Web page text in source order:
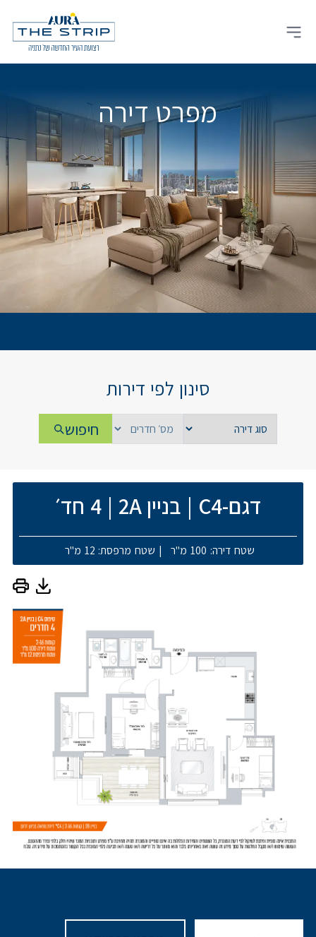
content
Open main menu
מפרט דירה
סינון לפי דירות
חיפוש
דגם-C4 | בניין 2A | 4 חד׳
שטח דירה: 100 מ"ר | שטח מרפסת: 12 מ"ר